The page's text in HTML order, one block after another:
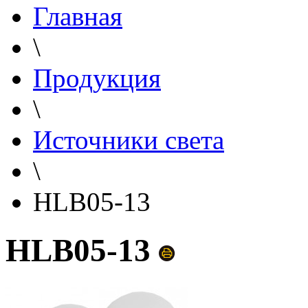
Главная
\
Продукция
\
Источники света
\
HLB05-13
HLB05-13